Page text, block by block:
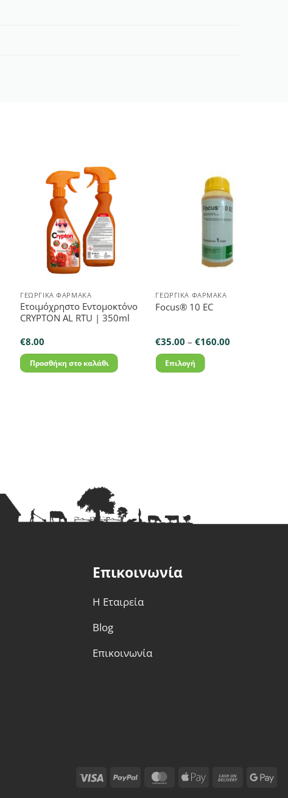
ΓΕΩΡΓΙΚΆ ΦΆΡΜΑΚΑ
Ετοιμόχρηστο Εντομοκτόνο
CRYPTON AL RTU | 350ml
€8.00
Προσθήκη στο καλάθι
ΓΕΩΡΓΙΚΆ ΦΆΡΜΑΚΑ
Focus® 10 EC
€35.00 – €160.00
Επιλογή
επιλεγούν
του
Επικοινωνία
Η Εταιρεία
Blog
Επικοινωνία
Visa PayPal MasterCard
Apple
Cash